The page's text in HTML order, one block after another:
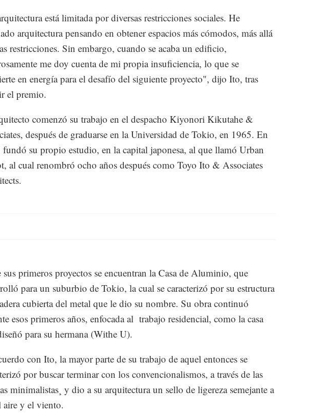
está limitada por diversas restricciones sociales. He
arquitectura pensando en obtener espacios más cómodos, más allá
restricciones. Sin embargo, cuando se acaba un edificio,
me doy cuenta de mi propia insuficiencia, lo que se
en energía para el desafío del siguiente proyecto", dijo Ito, tras
el premio.
comenzó su trabajo en el despacho Kiyonori Kikutahe &
después de graduarse en la Universidad de Tokio, en 1965. En
fundó su propio estudio, en la capital japonesa, al que llamó Urban
al cual renombró ocho años después como Toyo Ito & Associates
sus primeros proyectos se encuentran la Casa de Aluminio, que
para un suburbio de Tokio, la cual se caracterizó por su estructura
cubierta del metal que le dio su nombre. Su obra continuó
esos primeros años, enfocada al trabajo residencial, como la casa
para su hermana (Withe U).
con Ito, la mayor parte de su trabajo de aquel entonces se
por buscar terminar con los convencionalismos, a través de las
minimalistas¸ y dio a su arquitectura un sello de ligereza semejante a
aire y el viento.